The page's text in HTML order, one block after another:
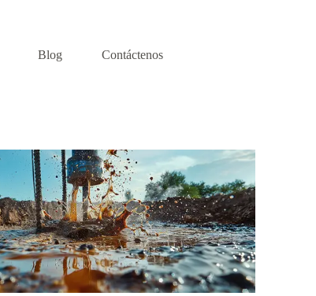
Blog Contáctenos